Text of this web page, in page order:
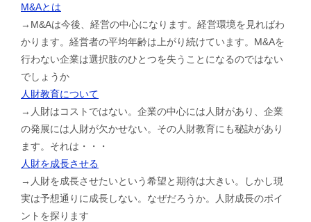
M&Aとは
→M&Aは今後、経営の中心になります。経営環境を見ればわ
かります。経営者の平均年齢は上がり続けています。M&Aを
行わない企業は選択肢のひとつを失うことになるのではない
でしょうか
人財教育について
→人財はコストではない。企業の中心には人財があり、企業
の発展には人財が欠かせない。その人財教育にも秘訣があり
ます。それは・・・
人財を成長させる
→人財を成長させたいという希望と期待は大きい。しかし現
実は予想通りに成長しない。なぜだろうか。人財成長のポイ
ントを探ります